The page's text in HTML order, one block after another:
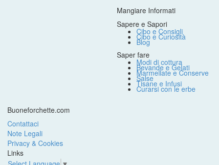
Mangiare Informati
Sapere e Sapori
Cibo e Consigli
Cibo e Curiosità
Blog
Saper fare
Modi di cottura
Bevande e Gelati
Marmellate e Conserve
Salse
Tisane e Infusi
Curarsi con le erbe
Buoneforchette.com
Contattaci
Note Legali
Privacy & Cookies
Links